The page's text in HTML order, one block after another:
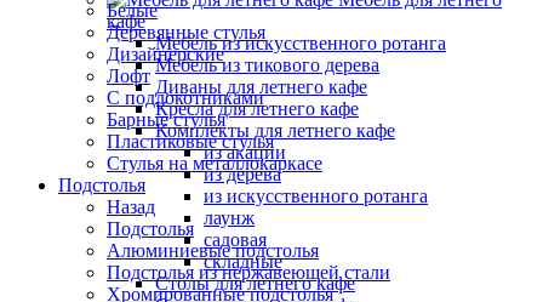
кафе
Мебель из искусственного ротанга
Мебель из тикового дерева
Диваны для летнего кафе
Кресла для летнего кафе
Комплекты для летнего кафе
из акации
из дерева
из искусственного ротанга
лаунж
садовая
складные
Столы для летнего кафе
Белые
Деревянные стулья
Дизайнерские
Лофт
С подлокотниками
Барные стулья
Пластиковые стулья
Стулья на металлокаркасе
Подстолья
Назад
Подстолья
Алюминиевые подстолья
Подстолья из нержавеющей стали
Хромированные подстолья